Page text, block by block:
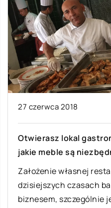
11 września 2020
Czym jest herbata
Herbata żółta, zwana
jedną z najrzadziej
Pochodzi z Chin, ale